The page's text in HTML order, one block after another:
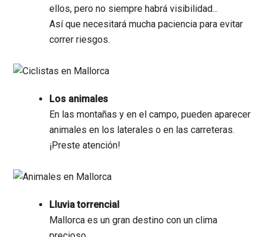
ellos, pero no siempre habrá visibilidad...
Así que necesitará mucha paciencia para evitar
correr riesgos.
Los animales
En las montañas y en el campo, pueden aparecer
animales en los laterales o en las carreteras.
¡Preste atención!
Lluvia torrencial
Mallorca es un gran destino con un clima